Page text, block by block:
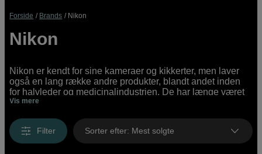
Forside Brands Nikon
Nikon
Nikon er kendt for sine kameraer og kikkerter, men laver
også en lang række andre produkter, blandt andet inden
for halvleder og medicinalindustrien. De har længe været
styret af virksomhedens filosofi om "Troværdighed og
kort i branchen.
Vis mere
Filter Sorter efter: Mest solgte